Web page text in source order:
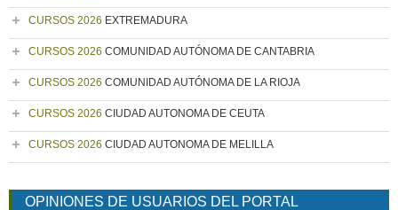
CURSOS 2026 EXTREMADURA
CURSOS 2026 COMUNIDAD AUTÓNOMA DE CANTABRIA
CURSOS 2026 COMUNIDAD AUTÓNOMA DE LA RIOJA
CURSOS 2026 CIUDAD AUTONOMA DE CEUTA
CURSOS 2026 CIUDAD AUTONOMA DE MELILLA
OPINIONES DE USUARIOS DEL PORTAL